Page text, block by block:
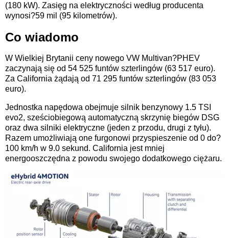
(180 kW). Zasięg na elektryczności według producenta
wynosi?59 mil (95 kilometrów).
Co wiadomo
W Wielkiej Brytanii ceny nowego VW Multivan?PHEV
zaczynają się od 54 525 funtów szterlingów (63 517 euro).
Za California żądają od 71 295 funtów szterlingów (83 053
euro).
Jednostka napędowa obejmuje silnik benzynowy 1.5 TSI
evo2, sześciobiegową automatyczną skrzynię biegów DSG
oraz dwa silniki elektryczne (jeden z przodu, drugi z tyłu).
Razem umożliwiają one furgonowi przyspieszenie od 0 do?
100 km/h w 9.0 sekund. California jest mniej
energooszczędna z powodu swojego dodatkowego ciężaru.